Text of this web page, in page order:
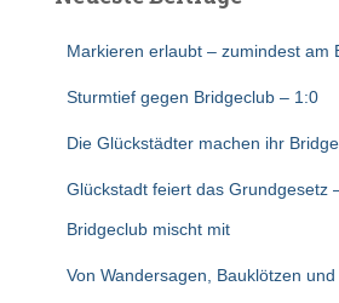
Markieren erlaubt – zumindest am
Sturmtief gegen Bridgeclub – 1:0
Die Glückstädter machen ihr
Glückstadt feiert das Grundgesetz
Bridgeclub mischt mit
Von Wandersagen, Bauklötzen